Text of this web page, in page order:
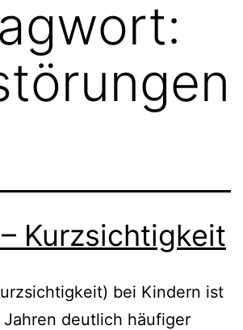
Kurzsichtigkeit
bei Kindern ist
deutlich häufiger